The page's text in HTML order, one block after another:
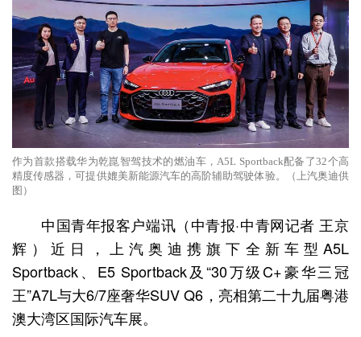
作为首款搭载华为乾崑智驾技术的燃油车，A5L Sportback配备了32个高
精度传感器，可提供媲美新能源汽车的高阶辅助驾驶体验。（上汽奥迪供
图）
中国青年报客户端讯（中青报·中青网记者 王京
辉）近日，上汽奥迪携旗下全新车型A5L
Sportback、E5 Sportback及“30万级C+豪华三冠
王”A7L与大6/7座奢华SUV Q6，亮相第二十九届粤港
澳大湾区国际汽车展。